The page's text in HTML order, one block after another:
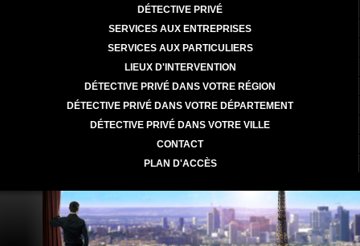
DÉTECTIVE PRIVÉ
SERVICES AUX ENTREPRISES
SERVICES AUX PARTICULIERS
LIEUX D'INTERVENTION
DÉTECTIVE PRIVÉ DANS VOTRE RÉGION
DÉTECTIVE PRIVÉ DANS VOTRE DÉPARTEMENT
DÉTECTIVE PRIVÉ DANS VOTRE VILLE
CONTACT
PLAN D'ACCÈS